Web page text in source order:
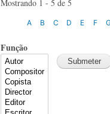
Mostrando 1 - 5 de 5
A B C D E F
Função